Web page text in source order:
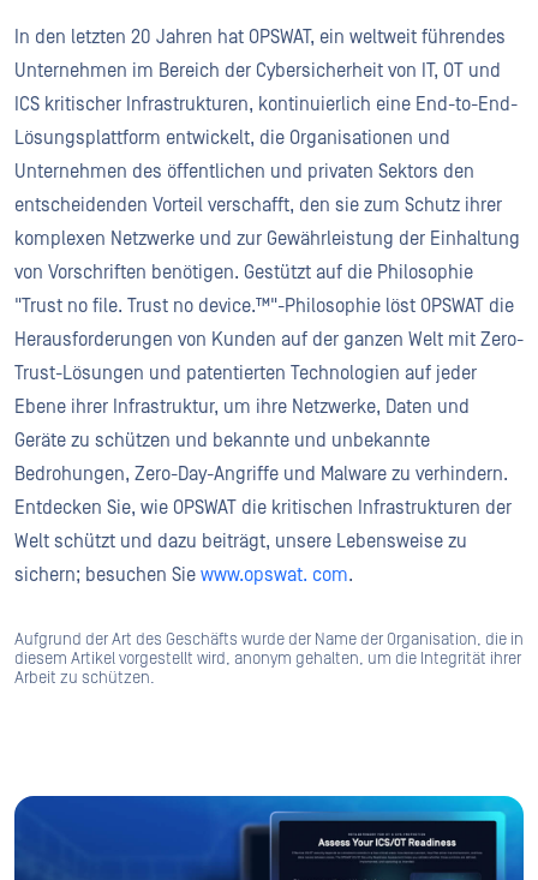
In den letzten 20 Jahren hat OPSWAT, ein weltweit führendes
Unternehmen im Bereich der Cybersicherheit von IT, OT und
ICS kritischer Infrastrukturen, kontinuierlich eine End-to-End-
Lösungsplattform entwickelt, die Organisationen und
Unternehmen des öffentlichen und privaten Sektors den
entscheidenden Vorteil verschafft, den sie zum Schutz ihrer
komplexen Netzwerke und zur Gewährleistung der Einhaltung
von Vorschriften benötigen. Gestützt auf die Philosophie
"Trust no file. Trust no device.™"-Philosophie löst OPSWAT die
Herausforderungen von Kunden auf der ganzen Welt mit Zero-
Trust-Lösungen und patentierten Technologien auf jeder
Ebene ihrer Infrastruktur, um ihre Netzwerke, Daten und
Geräte zu schützen und bekannte und unbekannte
Bedrohungen, Zero-Day-Angriffe und Malware zu verhindern.
Entdecken Sie, wie OPSWAT die kritischen Infrastrukturen der
Welt schützt und dazu beiträgt, unsere Lebensweise zu
sichern; besuchen Sie www.opswat. com.
Aufgrund der Art des Geschäfts wurde der Name der Organisation, die in
diesem Artikel vorgestellt wird, anonym gehalten, um die Integrität ihrer
Arbeit zu schützen.